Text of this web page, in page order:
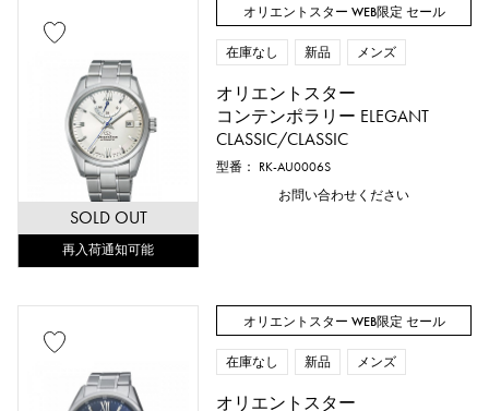
SOLD OUT
再入荷通知可能
オリエントスター WEB限定 セール
在庫なし 新品 メンズ
オリエントスター
コンテンポラリー ELEGANT
CLASSIC/CLASSIC
型番： RK-AU0006S
お問い合わせください
オリエントスター WEB限定 セール
在庫なし 新品 メンズ
オリエントスター